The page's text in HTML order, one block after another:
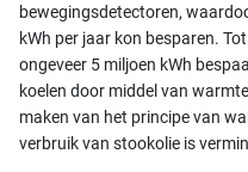
bewegingsdetectoren,
kWh per jaar kon besparen.
ongeveer 5 miljoen kWh
koelen door middel van
maken van het principe van
verbruik van stookolie is